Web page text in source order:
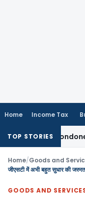
Home Income Tax
TOP STORIES
Condone KVAT
Home/Goods and
जीएसटी में अभी बहुत सुधार की
GOODS AND